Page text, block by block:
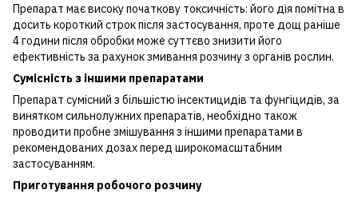
Препарат має високу початкову токсичність: його дія помітна в
досить короткий строк після застосування, проте дощ раніше
4 години після обробки може суттєво знизити його
ефективність за рахунок змивання розчину з органів рослин.
Сумісність з іншими препаратами
Препарат сумісний з більшістю інсектицидів та фунгіцидів, за
винятком сильнолужних препаратів, необхідно також
проводити пробне змішування з іншими препаратами в
рекомендованих дозах перед широкомасштабним
застосуванням.
Приготування робочого розчину